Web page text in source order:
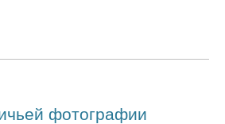
фотографии